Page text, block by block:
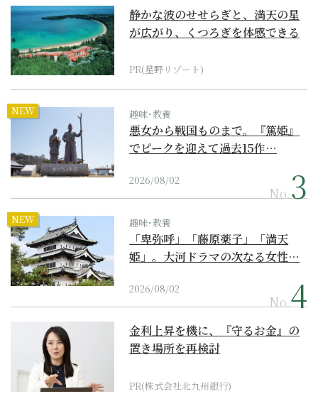
静かな波のせせらぎと、満天の星
が広がり、くつろぎを体感できる
PR(星野リゾート)
NEW 趣味･教養
悪女から戦国ものまで。『篤姫』
でピークを迎えて過去15作…
2026/08/02
No.
NEW 趣味･教養
「卑弥呼」「藤原薬子」「満天
姫」。大河ドラマの次なる女性…
2026/08/02
No.
金利上昇を機に、『守るお金』の
置き場所を再検討
PR(株式会社北九州銀行)